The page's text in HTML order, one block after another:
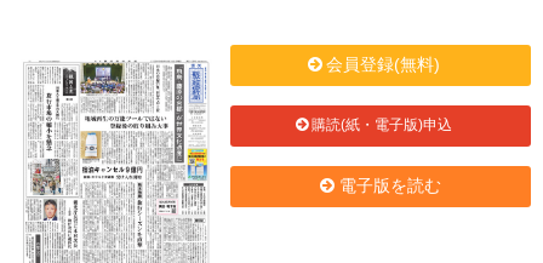
会員登録(無料)
購読(紙・電子版)申込
電子版を読む